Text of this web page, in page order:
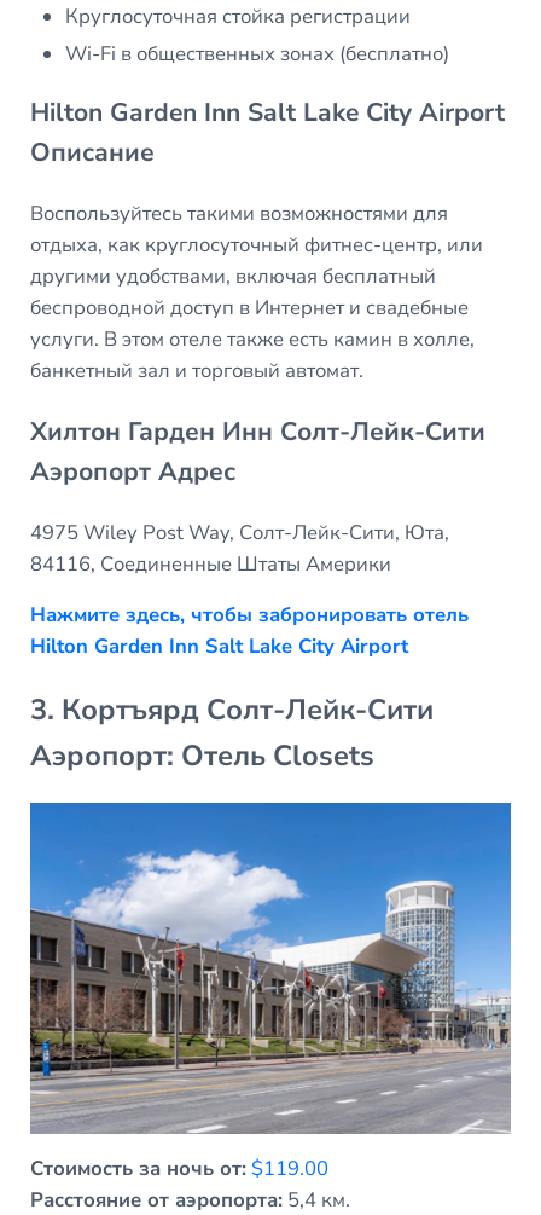
Круглосуточная стойка регистрации
Wi-Fi в общественных зонах (бесплатно)
Hilton Garden Inn Salt Lake City Airport
Описание
Воспользуйтесь такими возможностями для
отдыха, как круглосуточный фитнес-центр, или
другими удобствами, включая бесплатный
беспроводной доступ в Интернет и свадебные
услуги. В этом отеле также есть камин в холле,
банкетный зал и торговый автомат.
Хилтон Гарден Инн Солт-Лейк-Сити
Аэропорт Адрес
4975 Wiley Post Way, Солт-Лейк-Сити, Юта,
84116, Соединенные Штаты Америки
Нажмите здесь, чтобы забронировать отель
Hilton Garden Inn Salt Lake City Airport
3. Кортъярд Солт-Лейк-Сити
Аэропорт: Отель Closets
Стоимость за ночь от: $119.00
Расстояние от аэропорта:5,4 км.